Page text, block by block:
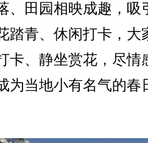
、田园相映成趣，吸
踏青、休闲打卡，大
卡、静坐赏花，尽情
为当地小有名气的春